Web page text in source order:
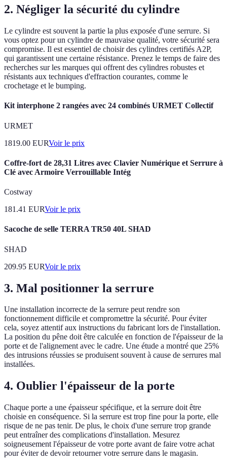
2. Négliger la sécurité du cylindre
Le cylindre est souvent la partie la plus exposée d'une serrure. Si
vous optez pour un cylindre de mauvaise qualité, votre sécurité sera
compromise. Il est essentiel de choisir des cylindres certifiés A2P,
qui garantissent une certaine résistance. Prenez le temps de faire des
recherches sur les marques qui offrent des cylindres robustes et
résistants aux techniques d'effraction courantes, comme le
crochetage et le bumping.
Kit interphone 2 rangées avec 24 combinés URMET Collectif
URMET
1819.00 EURVoir le prix
Coffre-fort de 28,31 Litres avec Clavier Numérique et Serrure à
Clé avec Armoire Verrouillable Intég
Costway
181.41 EURVoir le prix
Sacoche de selle TERRA TR50 40L SHAD
SHAD
209.95 EURVoir le prix
3. Mal positionner la serrure
Une installation incorrecte de la serrure peut rendre son
fonctionnement difficile et compromettre la sécurité. Pour éviter
cela, soyez attentif aux instructions du fabricant lors de l'installation.
La position du pêne doit être calculée en fonction de l'épaisseur de la
porte et de l'alignement avec le cadre. Une étude a montré que 25%
des intrusions réussies se produisent souvent à cause de serrures mal
installées.
4. Oublier l'épaisseur de la porte
Chaque porte a une épaisseur spécifique, et la serrure doit être
choisie en conséquence. Si la serrure est trop fine pour la porte, elle
risque de ne pas tenir. De plus, le choix d'une serrure trop grande
peut entraîner des complications d'installation. Mesurez
soigneusement l'épaisseur de votre porte avant de faire votre achat
pour éviter de devoir retourner votre serrure dans le magasin.